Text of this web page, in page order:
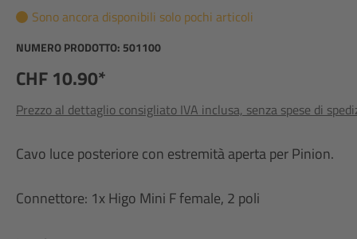
Sono ancora disponibili solo pochi articoli
NUMERO PRODOTTO: 501100
CHF 10.90*
Prezzo al dettaglio consigliato IVA inclusa, senza spese di
Cavo luce posteriore con estremità aperta per Pinion.
Connettore: 1x Higo Mini F female, 2 poli